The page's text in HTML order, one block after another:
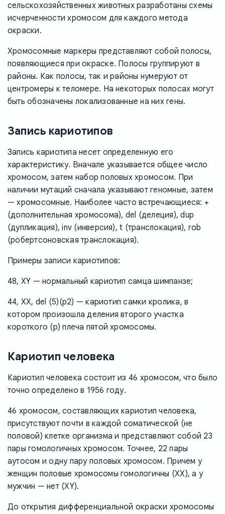
сельскохозяйственных животных разработаны схемы
исчерченности хромосом для каждого метода
окраски.
Хромосомные маркеры представляют собой полосы,
появляющиеся при окраске. Полосы группируют в
районы. Как полосы, так и районы нумеруют от
центромеры к теломере. На некоторых полосах могут
быть обозначены локализованные на них гены.
Запись кариотипов
Запись кариотипа несет определенную его
характеристику. Вначале указывается общее число
хромосом, затем набор половых хромосом. При
наличии мутаций сначала указывают геномные, затем
— хромосомные. Наиболее часто встречающиеся: +
(дополнительная хромосома), del (делеция), dup
(дупликация), inv (инверсия), t (транслокация), rob
(робертсоновская транслокация).
Примеры записи кариотипов:
48, XY — нормальный кариотип самца шимпанзе;
44, XX, del (5)(p2) — кариотип самки кролика, в
котором произошла деления второго участка
короткого (p) плеча пятой хромосомы.
Кариотип человека
Кариотип человека состоит из 46 хромосом, что было
точно определено в 1956 году.
46 хромосом, составляющих кариотип человека,
присутствуют почти в каждой соматической (не
половой) клетке организма и представляют собой 23
пары гомологичных хромосом. Точнее, 22 пары
аутосом и одну пару половых хромосом. Причем у
женщин половые хромосомы гомологичны (XX), а у
мужчин — нет (XY).
До открытия дифференциальной окраски хромосомы